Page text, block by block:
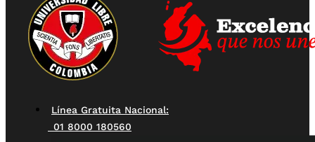
Línea Gratuita Nacional:
01 8000 180560